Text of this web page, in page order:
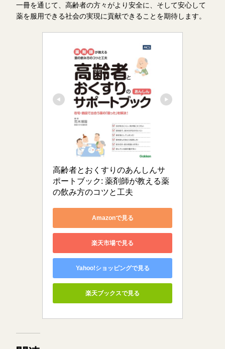
一冊を通じて、高齢者の方々がより安全に、そして安心して
薬を服用できる社会の実現に貢献できることを期待します。
高齢者とおくすりのあんしんサ
ポートブック: 薬剤師が教える薬
の飲み方のコツと工夫
Amazonで見る
楽天市場で見る
Yahoo!ショッピングで見る
楽天ブックスで見る